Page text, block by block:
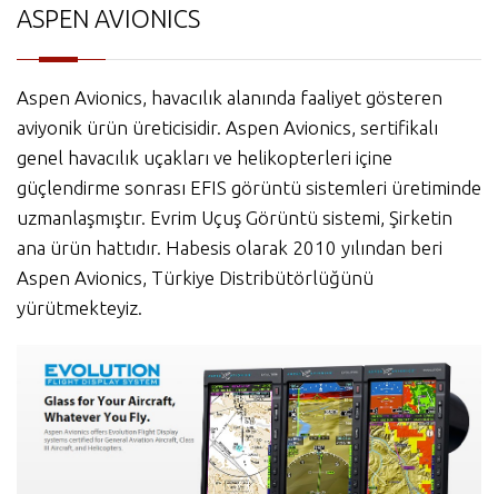
ASPEN AVIONICS
Aspen Avionics, havacılık alanında faaliyet gösteren
aviyonik ürün üreticisidir. Aspen Avionics, sertifikalı
genel havacılık uçakları ve helikopterleri içine
güçlendirme sonrası EFIS görüntü sistemleri üretiminde
uzmanlaşmıştır. Evrim Uçuş Görüntü sistemi, Şirketin
ana ürün hattıdır. Habesis olarak 2010 yılından beri
Aspen Avionics, Türkiye Distribütörlüğünü
yürütmekteyiz.